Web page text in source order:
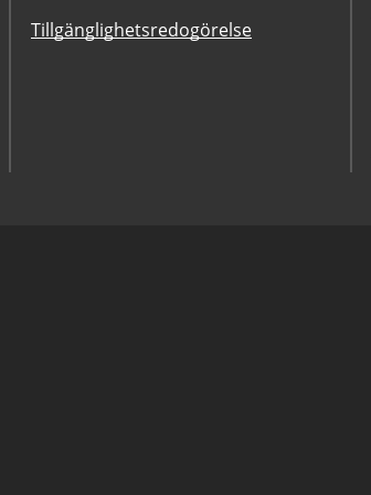
Tillgänglighetsredogörelse